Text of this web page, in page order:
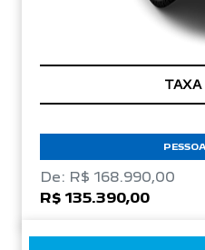
TAXA
De: R$ 168.990,00
R$ 135.390,00